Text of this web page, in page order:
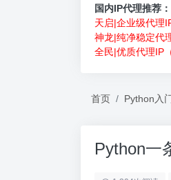
国内IP代理推荐：
天启|企业级代理
神龙|纯净稳定代
全民|优质代理IP
首页 Python入
Python一